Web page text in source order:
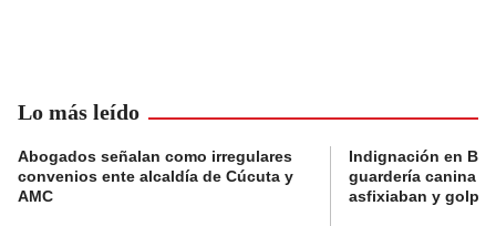
Lo más leído
Abogados señalan como irregulares
convenios ente alcaldía de Cúcuta y
AMC
Indignación en
guardería canina
asfixiaban y